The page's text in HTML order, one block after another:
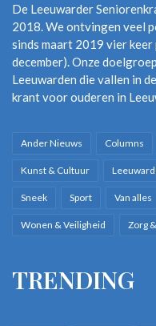
De Leeuwarder
2018. We ontvingen veel
sinds maart 2019 vier keer
december). Onze
Leeuwarden die vallen in
krant voor ouderen in
Ander Nieuws Columns
Kunst & Cultuur
Sneek Sport Van alles
Wonen & Veiligheid Zorg
TRENDING